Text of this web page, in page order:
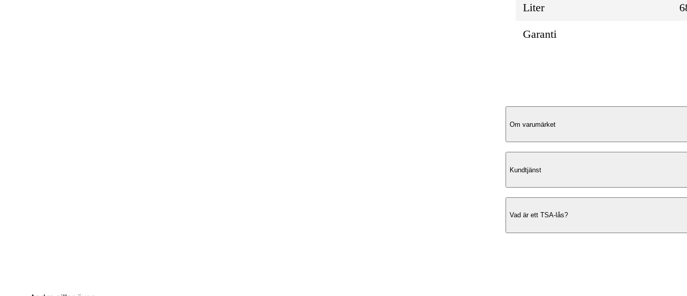
Liter
Garanti
Produktbeskrivning
Modern Design
resväska som kombinerar enmodern
designmed praktiska funktioner för att
underlätta din resa. Den är tillverkad i
Om varumärket
Kundtjänst
Vad är ett TSA-lås?